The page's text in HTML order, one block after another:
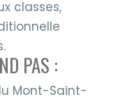
classes,
PAS :
Mont-Saint-